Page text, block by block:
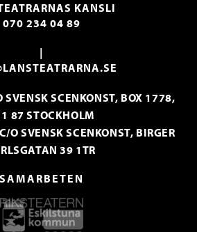
KANSLI
070 234 04 89
|
SVENSK SCENKONST, BOX 1778,
87 STOCKHOLM
O SVENSK SCENKONST, BIRGER
39 1TR
SAMARBETEN